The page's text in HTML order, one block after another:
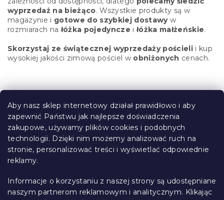
Aby nasz sklep internetowy działał prawidłowo i aby
zapewnić Państwu jak najlepsze doświadczenia
zakupowe, używamy plików cookies i podobnych
technologii. Dzięki nim możemy analizować ruch na
stronie, personalizować treści i wyświetlać odpowiednie
reklamy.
Informacje o korzystaniu z naszej strony są udostępniane
naszym partnerom reklamowym i analitycznym. Klikając
wyprzedaż na bieżąco. Wszystkie produkty są w
magazynie i gotowe do szybkiej dostawyw
rozmiarach nałóżka pojedyncze iłóżka małżeńskie.
Skorzystaj ze świątecznej wyprzedaży pościeli i kup
wysokiej jakości zimową pościel w obniżonych cenach.
S
Informacje dla Ciebie
Śledzenie zamówienia
Opcje dostawy
Metody płatności
Reklamacje i zwroty towarów
Kontakt